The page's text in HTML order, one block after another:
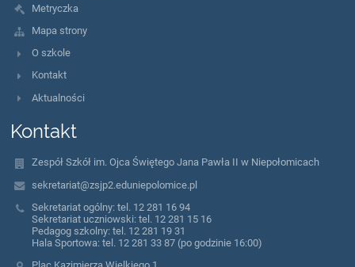
Metryczka
Mapa strony
O szkole
Kontakt
Aktualności
Kontakt
Zespół Szkół im. Ojca Świętego Jana Pawła II w Niepołomicach
sekretariat@zsjp2.eduniepolomice.pl
Sekretariat ogólny: tel. 12 281 16 94
Sekretariat uczniowski: tel. 12 281 15 16
Pedagog szkolny: tel. 12 281 19 31
Hala Sportowa: tel. 12 281 33 87 (po godzinie 16:00)